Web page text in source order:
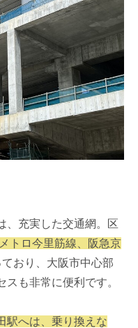
、充実した交通網。区
トロ今里筋線、阪急京
おり、大阪市中心部
も非常に便利です。
駅へは、乗り換えな